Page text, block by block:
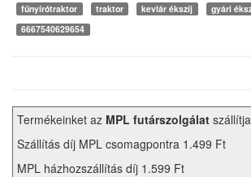
fűnyírótraktor
traktor kevlár ékszíj gyári
6667540629654
Termékeinket az MPL futárszolgálat
Szállítás díj MPL csomagpontra 1.499 Ft
MPL házhozszállítás díj 1.599 Ft